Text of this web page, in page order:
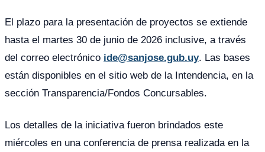
El plazo para la presentación de proyectos se extiende
hasta el martes 30 de junio de 2026 inclusive, a través
del correo electrónico ide@sanjose.gub.uy. Las bases
están disponibles en el sitio web de la Intendencia, en la
sección Transparencia/Fondos Concursables.
Los detalles de la iniciativa fueron brindados este
miércoles en una conferencia de prensa realizada en la